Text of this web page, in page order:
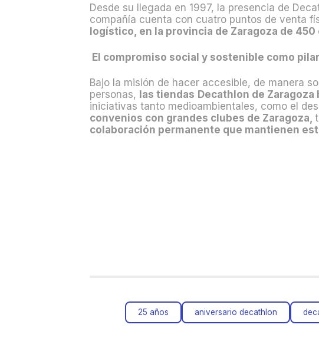
Desde su llegada en 1997, la presencia de
compañía cuenta con cuatro puntos de venta
logístico, en la provincia de Zaragoza de
El compromiso social y sostenible como
Bajo la misión de hacer accesible, de manera
personas, las tiendas Decathlon de
iniciativas tanto medioambientales, como el
convenios con grandes clubes de Zaragoza,
colaboración permanente que mantienen
25 años aniversario decathlon